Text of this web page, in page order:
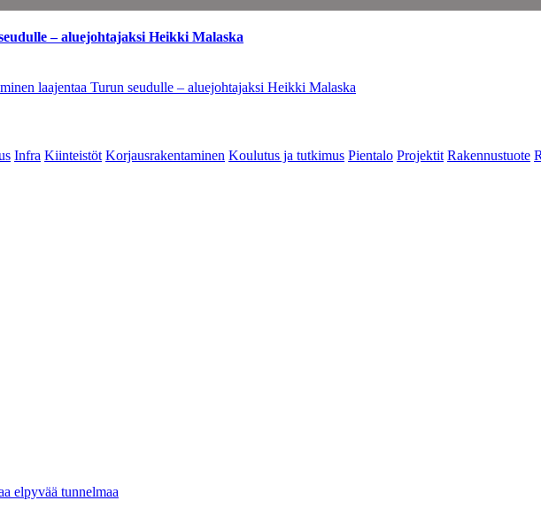
– aluejohtajaksi Heikki Malaska
laajentaa Turun seudulle – aluejohtajaksi Heikki Malaska
Infra Kiinteistöt Korjausrakentaminen Koulutus ja tutkimus Pientalo Projektit Rakennustuote
elpyvää tunnelmaa